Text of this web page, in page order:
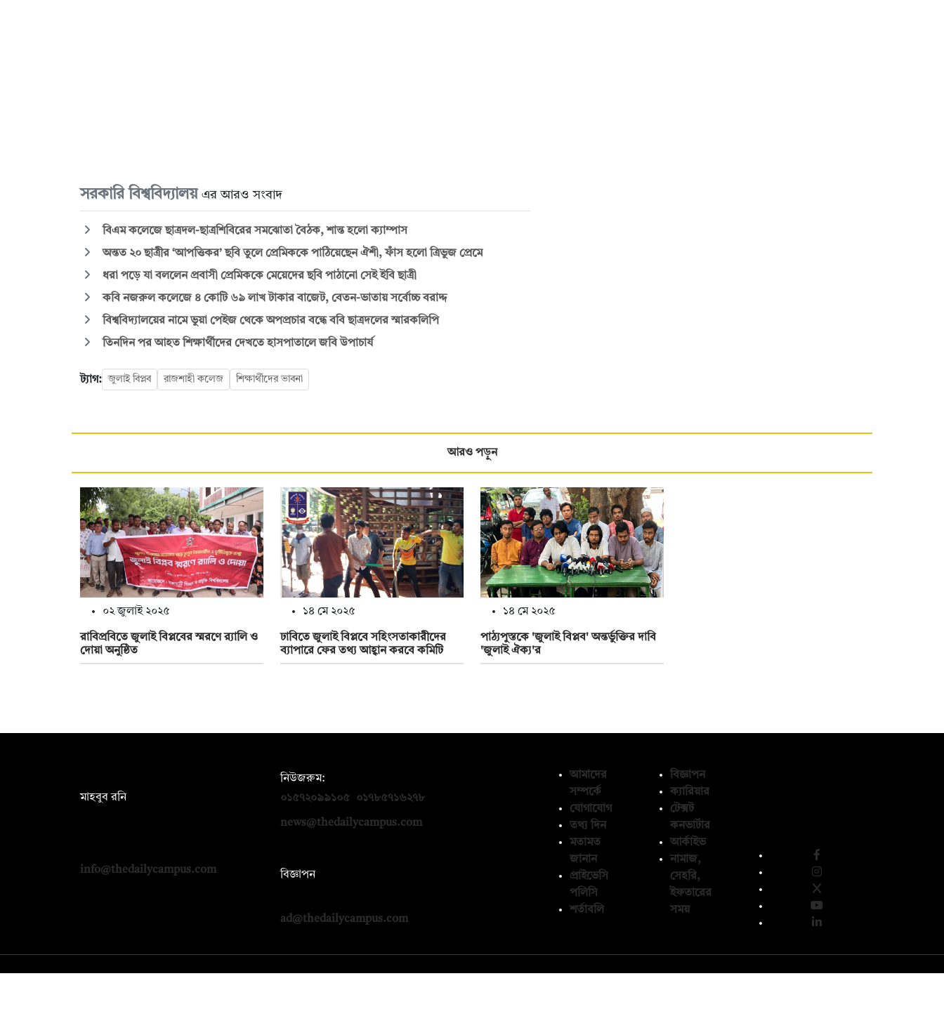
সরকারি বিশ্ববিদ্যালয় এর আরও সংবাদ
বিএম কলেজে ছাত্রদল-ছাত্রশিবিরের সমঝোতা বৈঠক, শান্ত হলো ক্যাম্পাস
অন্তত ২০ ছাত্রীর ‘আপত্তিকর’ ছবি তুলে প্রেমিককে পাঠিয়েছেন ঐশী, ফাঁস হলো ত্রিভুজ প্রেমে
ধরা পড়ে যা বললেন প্রবাসী প্রেমিককে মেয়েদের ছবি পাঠানো সেই ইবি ছাত্রী
কবি নজরুল কলেজে ৪ কোটি ৬৯ লাখ টাকার বাজেট, বেতন-ভাতায় সর্বোচ্চ বরাদ্দ
বিশ্ববিদ্যালয়ের নামে ভুয়া পেইজ থেকে অপপ্রচার বন্ধে ববি ছাত্রদলের স্মারকলিপি
তিনদিন পর আহত শিক্ষার্থীদের দেখতে হাসপাতালে জবি উপাচার্য
ট্যাগ: জুলাই বিপ্লব রাজশাহী কলেজ শিক্ষার্থীদের ভাবনা
আরও পড়ুন
০২ জুলাই ২০২৫
রাবিপ্রবিতে জুলাই বিপ্লবের স্মরণে র‌্যালি ও
দোয়া অনুষ্ঠিত
১৪ মে ২০২৫
ঢাবিতে জুলাই বিপ্লবে সহিংসতাকারীদের
ব্যাপারে ফের তথ্য আহ্বান করবে কমিটি
১৪ মে ২০২৫
পাঠ্যপুস্তকে 'জুলাই বিপ্লব' অন্তর্ভুক্তির দাবি
'জুলাই ঐক্য'র
মাহবুব রনি
info@thedailycampus.com
নিউজরুম:
০১৫৭২০৯৯১০৫
০১৭৮৫৭১৬২৭৮
news@thedailycampus.com
বিজ্ঞাপন
ad@thedailycampus.com
আমাদের
সম্পর্কে
যোগাযোগ
তথ্য দিন
মতামত
জানান
প্রাইভেসি
পলিসি
শর্তাবলি
বিজ্ঞাপন
ক্যারিয়ার
টেক্সট
কনভার্টার
আর্কাইভ
নামাজ,
সেহরি,
ইফতারের
সময়
© কপিরাইট 2026, দ্য ডেইলি ক্যাম্পাস লিমিটেড